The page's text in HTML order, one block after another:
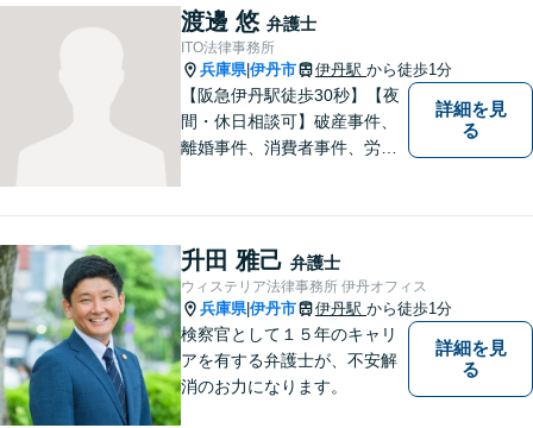
れず、尽力してまいります。
【メーカー法務経験あり】
渡邊 悠 弁護士
ITO法律事務所
兵庫県|伊丹市 伊丹駅 から徒歩1分
【阪急伊丹駅徒歩30秒】【夜
間・休日相談可】破産事件、
離婚事件、消費者事件、労働
してまいります。まずは一度
ご相談ください【完全個室】
【法テラス利用可】
詳細を見
る
升田 雅己 弁護士
ウィステリア法律事務所 伊丹オフィス
兵庫県|伊丹市 伊丹駅 から徒歩1分
検察官として１５年のキャリ
アを有する弁護士が、不安解
消のお力になります。
詳細を見
る